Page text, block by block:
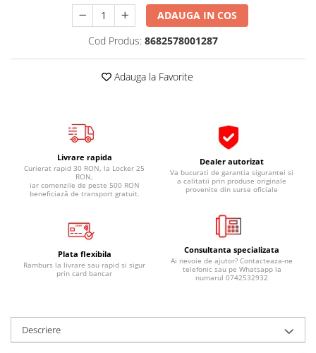
Pipe si fise bujii
Incarcatoar acumulator baterie
Oglinzi moto
BMW Motorrad
Consumabile BMW Motorrad
Uleiuri si lichide moto
Ulei transmisie moto
Ulei furca moto
Curatare si intretinere lant moto
Lichid de frana
Vaselina si spray-uri tehnice moto
ADAUGA IN COS
Cod Produs: 8682578001287
Adauga la Favorite
Livrare rapida
Curierat rapid 30 RON, la Locker 25
RON,
iar comenzile de peste 500 RON
beneficiază de transport gratuit.
Dealer autorizat
Va bucurati de garantia sigurantei si
a calitatii prin produse originale
provenite din surse oficiale
Plata flexibila
Ramburs la livrare sau rapid si sigur
prin card bancar
Consultanta specializata
Ai nevoie de ajutor? Contacteaza-ne
telefonic sau pe Whatsapp la
numarul 0742532932
Descriere